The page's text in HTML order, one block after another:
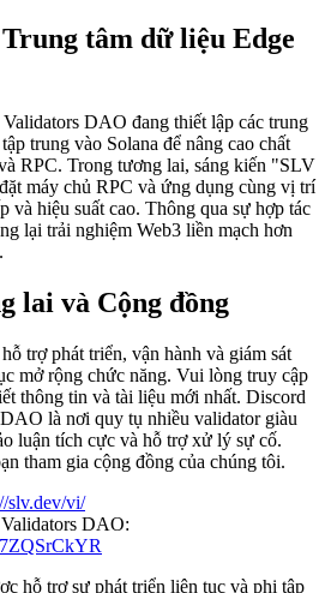
tâm dữ liệu Edge
DAO đang thiết lập các trung
trung vào Solana để nâng cao chất
RPC. Trong tương lai, sáng kiến "SLV
máy chủ RPC và ứng dụng cùng vị trí
và hiệu suất cao. Thông qua sự hợp tác
lại trải nghiệm Web3 liền mạch hơn
lai và Cộng đồng
trợ phát triển, vận hành và giám sát
mở rộng chức năng. Vui lòng truy cập
thông tin và tài liệu mới nhất. Discord
là nơi quy tụ nhiều validator giàu
luận tích cực và hỗ trợ xử lý sự cố.
tham gia cộng đồng của chúng tôi.
slv.dev/vi/
DAO:
hỗ trợ sự phát triển liên tục và phi tập